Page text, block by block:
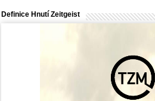
Definice Hnutí Zeitgeist